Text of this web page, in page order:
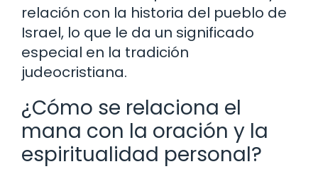
relación con la historia del pueblo de
Israel, lo que le da un significado
especial en la tradición
judeocristiana.
¿Cómo se relaciona el
mana con la oración y la
espiritualidad personal?